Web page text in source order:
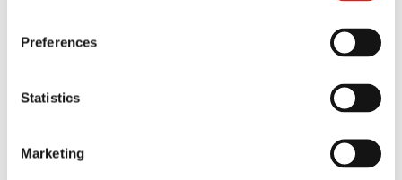
Preferences
Statistics
Marketing